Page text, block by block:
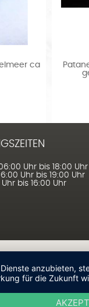
36 Monate
100 g
Uhr bis 18:00 Uhr
Uhr bis 19:00 Uhr
bis 16:00 Uhr
für die Zukunft